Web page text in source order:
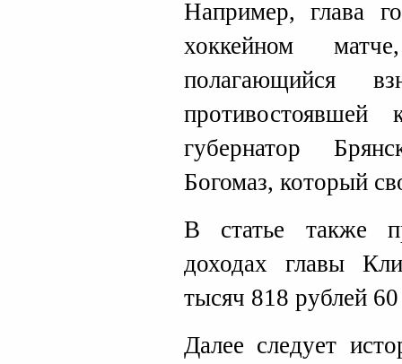
Например, глава
хоккейном
полагающийся
губернатор
Богомаз, который
В статье также
доходах главы
тысяч 818 рублей
Далее следует